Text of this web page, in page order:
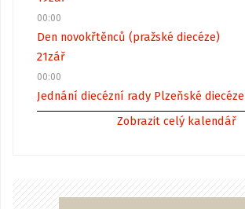
00:00
Den novokřtěnců (pražské diecéze)
21zář
00:00
Jednání diecézní rady Plzeňské diecéze
Zobrazit celý kalendář